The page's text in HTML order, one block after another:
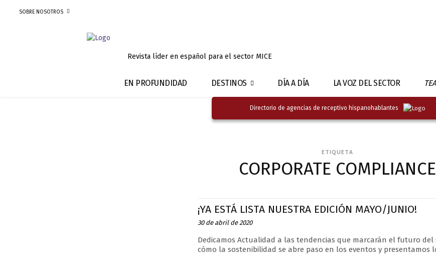
SOBRE NOSOTROS
Revista líder en español para el sector MICE
EN PROFUNDIDAD DESTINOS DÍA A DÍA LA VOZ DEL SECTOR
Directorio de agencias de receptivo hispanohablantes
ETIQUETA
CORPORATE COMPLIANCE
¡YA ESTÁ LISTA NUESTRA EDICIÓN MAYO/JUNIO!
30 de abril de 2020
Dedicamos Actualidad a las tendencias que marcarán el futuro
cómo la sostenibilidad se abre paso en los eventos y presentamos